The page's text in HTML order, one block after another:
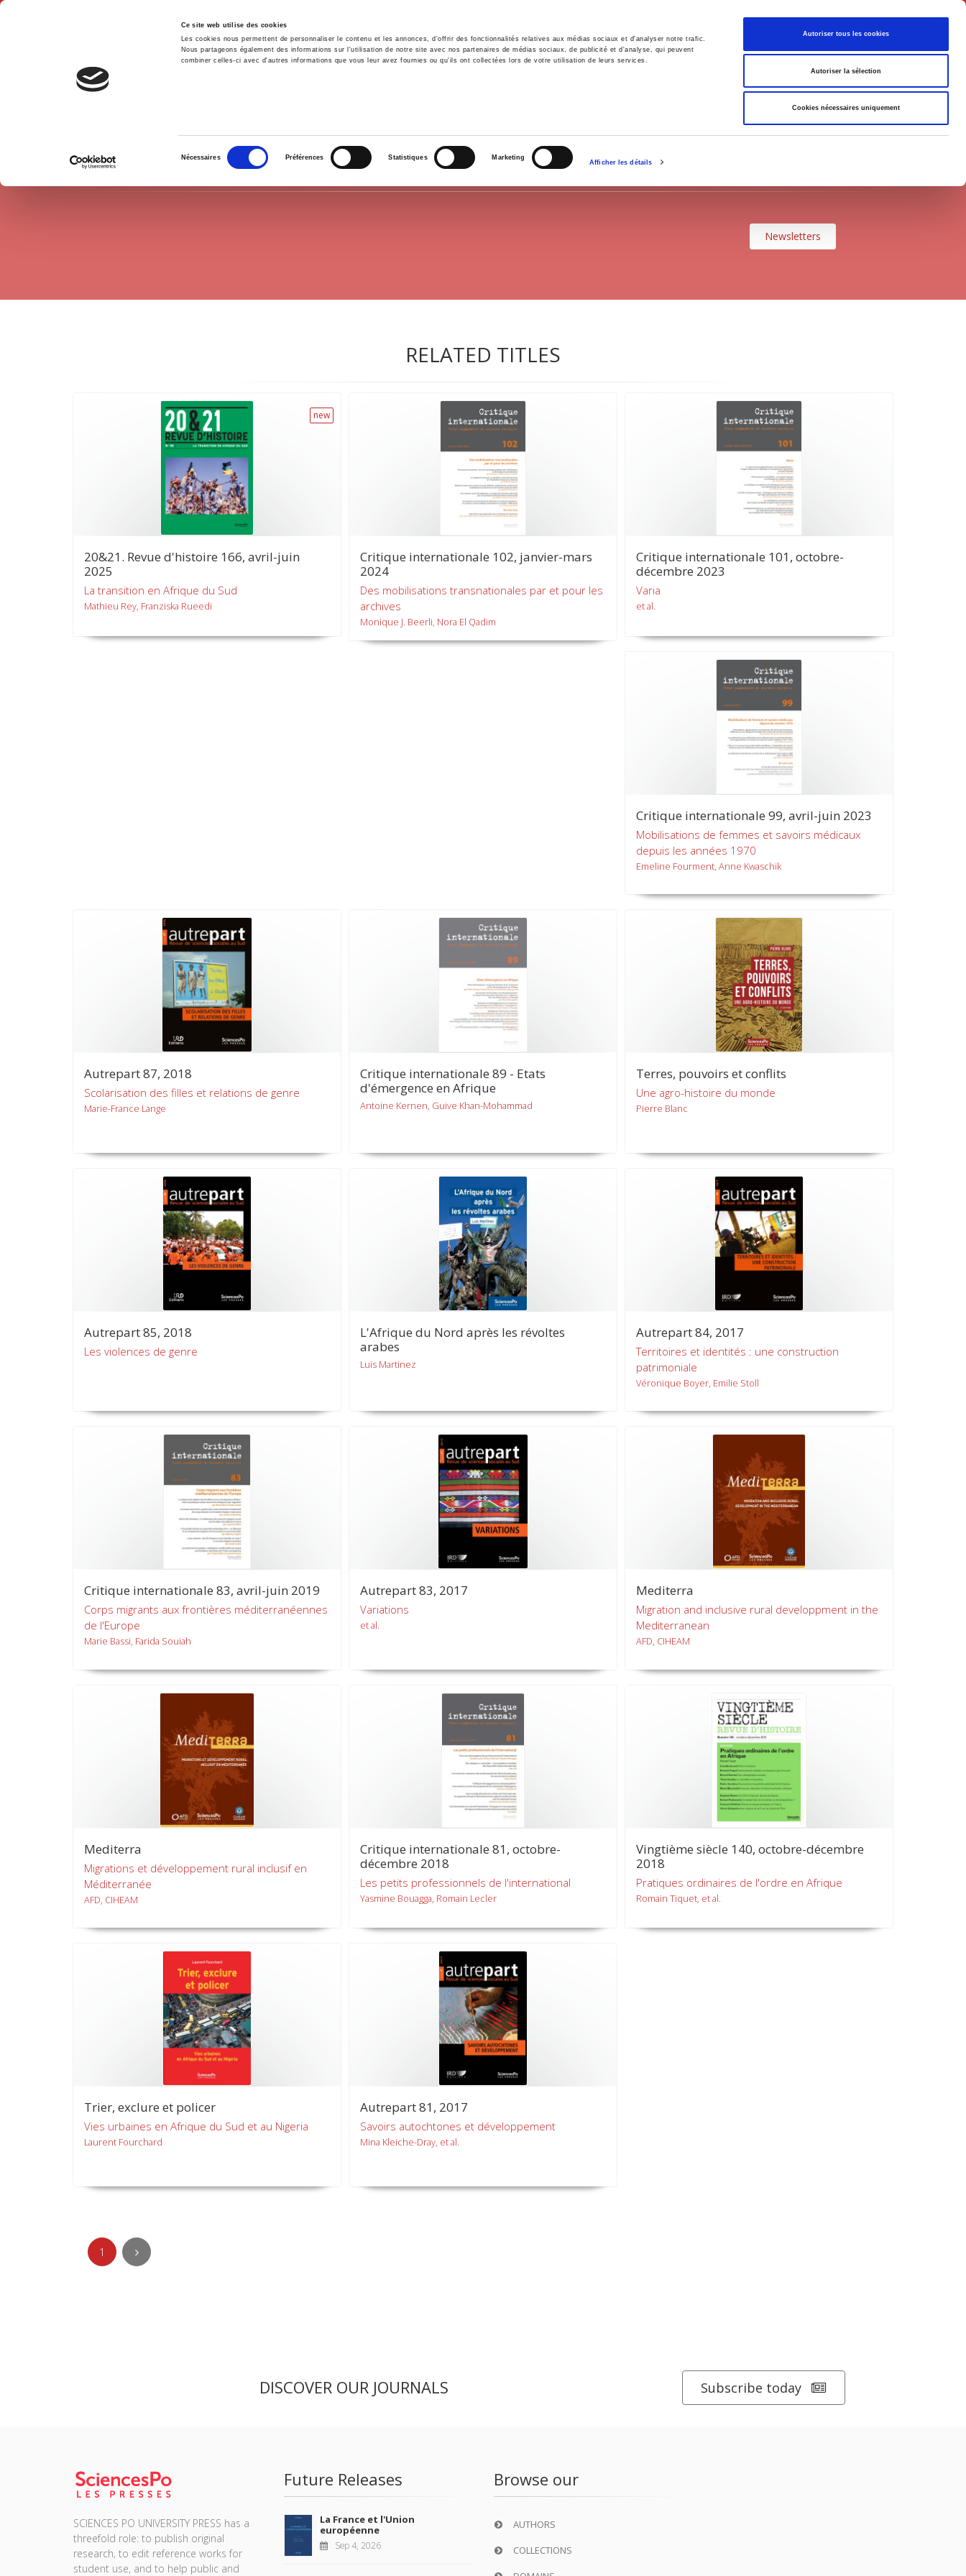
Ce site web utilise des cookies
Les cookies nous permettent de personnaliser le contenu et les annonces, d'offrir des fonctionnalités relatives aux médias sociaux et d'analyser notre trafic.
Nous partageons également des informations sur l'utilisation de notre site avec nos partenaires de médias sociaux, de publicité et d'analyse, qui peuvent
combiner celles-ci avec d'autres informations que vous leur avez fournies ou qu'ils ont collectées lors de votre utilisation de leurs services.
consentement
Nécessaires Préférences Statistiques Marketing
Afficher les détails
Autoriser tous les cookies
Autoriser la sélection
Cookies nécessaires uniquement
English
Home Environment History International Politics
AFRICA
Newsletters
RELATED TITLES
new
20&21. Revue d'histoire 166, avril-juin
2025
La transition en Afrique du Sud
Mathieu Rey, Franziska Rueedi
Critique internationale 102, janvier-mars
2024
Des mobilisations transnationales par et pour les
archives
Monique J. Beerli, Nora El Qadim
Critique internationale 101, octobre-
décembre 2023
Varia
et al.
Critique internationale 99, avril-juin 2023
Mobilisations de femmes et savoirs médicaux
depuis les années 1970
Emeline Fourment, Anne Kwaschik
Autrepart 87, 2018
Scolarisation des filles et relations de genre
Marie-France Lange
Critique internationale 89 - Etats
d'émergence en Afrique
Antoine Kernen, Guive Khan-Mohammad
Terres, pouvoirs et conflits
Une agro-histoire du monde
Pierre Blanc
Autrepart 85, 2018
Les violences de genre
L'Afrique du Nord après les révoltes
arabes
Luis Martinez
Autrepart 84, 2017
Territoires et identités : une construction
patrimoniale
Véronique Boyer, Emilie Stoll
Critique internationale 83, avril-juin 2019
Corps migrants aux frontières méditerranéennes
de l'Europe
Marie Bassi, Farida Souiah
Autrepart 83, 2017
Variations
et al.
Mediterra
Migration and inclusive rural developpment in the
Mediterranean
AFD, CIHEAM
Mediterra
Migrations et développement rural inclusif en
Méditerranée
AFD, CIHEAM
Critique internationale 81, octobre-
décembre 2018
Les petits professionnels de l'international
Yasmine Bouagga, Romain Lecler
Vingtième siècle 140, octobre-décembre
2018
Pratiques ordinaires de l'ordre en Afrique
Romain Tiquet, et al.
Trier, exclure et policer
Vies urbaines en Afrique du Sud et au Nigeria
Laurent Fourchard
Autrepart 81, 2017
Savoirs autochtones et développement
Mina Kleiche-Dray, et al.
1
DISCOVER OUR JOURNALS Subscribe today
SCIENCES PO UNIVERSITY PRESS has a
threefold role: to publish original
research, to edit reference works for
student use, and to help public and
Future Releases
La France et l'Union
européenne
Sep 4, 2026
Browse our
AUTHORS
COLLECTIONS